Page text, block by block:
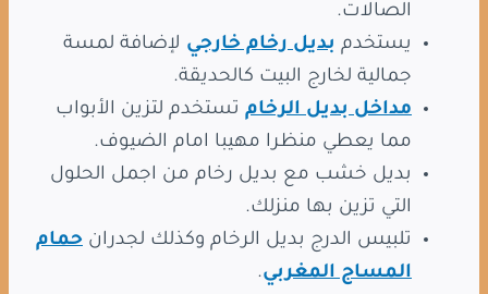
الصالات.
يستخدم بديل رخام خارجي لإضافة لمسة
جمالية لخارج البيت كالحديقة.
مداخل بديل الرخام تستخدم لتزين الأبواب
مما يعطي منظرا مهيبا امام الضيوف.
بديل خشب مع بديل رخام من اجمل الحلول
التي تزين بها منزلك.
تلبيس الدرج بديل الرخام وكذلك لجدران حمام
المساج المغربي.